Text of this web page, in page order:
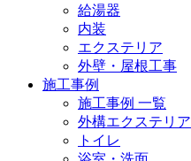
給湯器
内装
エクステリア
外壁・屋根工事
施工事例
施工事例 一覧
外構エクステリア
トイレ